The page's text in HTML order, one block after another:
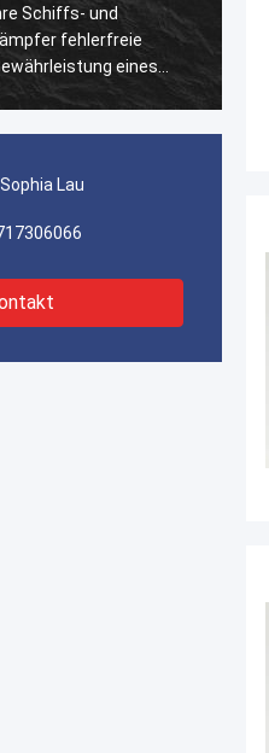
Schiffs- und
fehlerfreie
eines
unserer
Sophia Lau